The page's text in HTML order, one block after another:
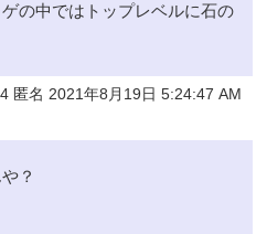
の中ではトップレベルに石の
匿名 2021年8月19日 5:24:47 AM
？